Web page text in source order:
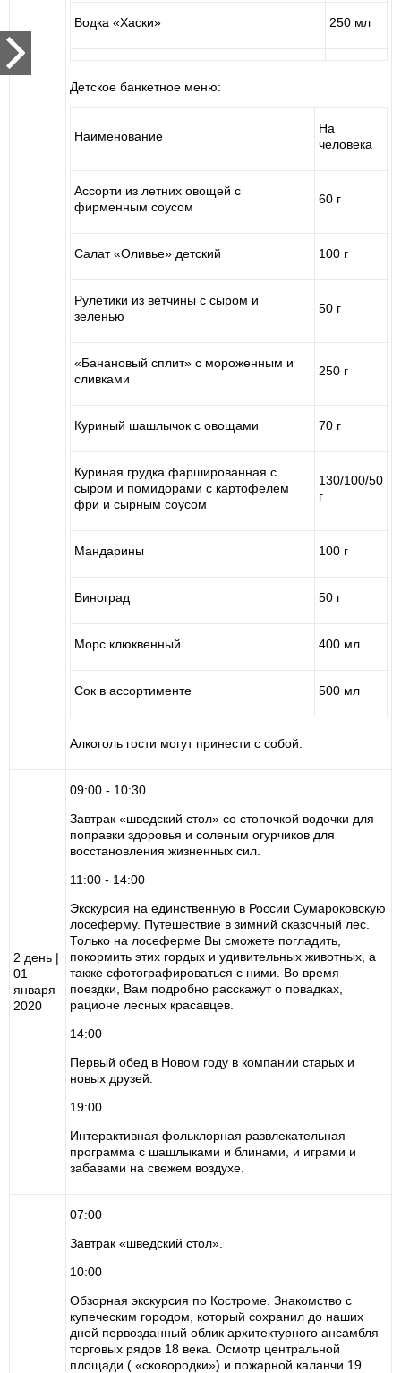
Водка «Хаски» 250 мл
Детское банкетное меню:
Наименование
На
человека
Ассорти из летних овощей с
фирменным соусом
60 г
Салат «Оливье» детский 100 г
Рулетики из ветчины с сыром и
зеленью
50 г
«Банановый сплит» с мороженным и
сливками
250 г
Куриный шашлычок с овощами 70 г
Куриная грудка фаршированная с
сыром и помидорами с картофелем
фри и сырным соусом
130/100/50
г
Мандарины 100 г
Виноград 50 г
Морс клюквенный 400 мл
Сок в ассортименте 500 мл
Алкоголь гости могут принести с собой.
2 день |
01
января
2020
09:00 - 10:30
Завтрак «шведский стол» со стопочкой водочки для
поправки здоровья и соленым огурчиков для
восстановления жизненных сил.
11:00 - 14:00
Экскурсия на единственную в России Сумароковскую
лосеферму. Путешествие в зимний сказочный лес.
Только на лосеферме Вы сможете погладить,
покормить этих гордых и удивительных животных, а
также сфотографироваться с ними. Во время
поездки, Вам подробно расскажут о повадках,
рационе лесных красавцев.
14:00
Первый обед в Новом году в компании старых и
новых друзей.
19:00
Интерактивная фольклорная развлекательная
программа с шашлыками и блинами, и играми и
забавами на свежем воздухе.
07:00
Завтрак «шведский стол».
10:00
Обзорная экскурсия по Костроме. Знакомство с
купеческим городом, который сохранил до наших
дней первозданный облик архитектурного ансамбля
торговых рядов 18 века. Осмотр центральной
площади ( «сковородки») и пожарной каланчи 19